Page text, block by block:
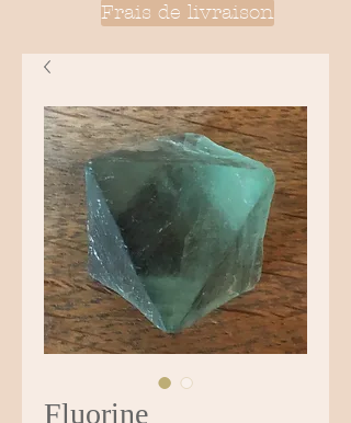
Frais de livraison
Fluorine